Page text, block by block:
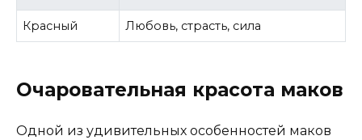
Красный Любовь, страсть, сила
Очаровательная красота маков
Одной из удивительных особенностей маков